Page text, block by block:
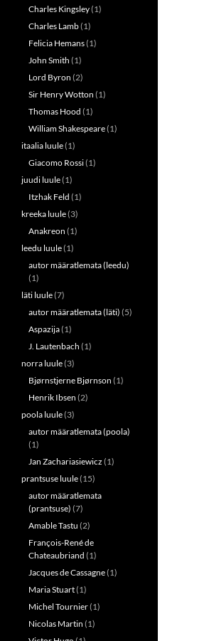
Charles Kingsley(1)
Charles Lamb(1)
Felicia Hemans(1)
John Smith (1)
Lord Byron (2)
Sir Henry Wotton (1)
Thomas Hood (1)
William Shakespeare(1)
itaalia luule(1)
Giacomo Rossi(1)
juudi luule(1)
Itzhak Feld (1)
kreeka luule(3)
Anakreon (1)
leedu luule(1)
autor määratlemata (leedu)
(1)
läti luule(7)
autor määratlemata (läti) (5)
Aspazija(1)
J. Lautenbach (1)
norra luule(3)
Bjørnstjerne Bjørnson (1)
Henrik Ibsen (2)
poola luule(3)
autor määratlemata (poola)
(1)
Jan Zachariasiewicz (1)
prantsuse luule(15)
autor määratlemata
(prantsuse) (7)
Amable Tastu (2)
François-René de
Chateaubriand (1)
Jacques de Cassagne(1)
Maria Stuart(1)
Michel Tournier(1)
Nicolas Martin (1)